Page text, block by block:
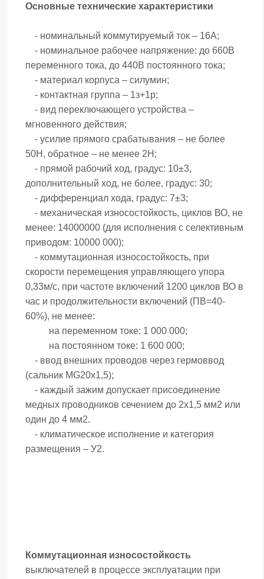
Основные технические характеристики
- номинальный коммутируемый ток – 16А;
- номинальное рабочее напряжение: до 660В
переменного тока, до 440В постоянного тока;
- материал корпуса – силумин;
- контактная группа – 1з+1р;
- вид переключающего устройства –
мгновенного действия;
- усилие прямого срабатывания – не более
50Н, обратное – не менее 2Н;
- прямой рабочий ход, градус: 10±3,
дополнительный ход, не более, градус: 30;
- дифференциал хода, градус: 7±3;
- механическая износостойкость, циклов ВО, не
менее: 14000000 (для исполнения с селективным
приводом: 10000 000);
- коммутационная износостойкость, при
скорости перемещения управляющего упора
0,33м/с, при частоте включений 1200 циклов ВО в
час и продолжительности включений (ПВ=40-
60%), не менее:
на переменном токе: 1 000 000;
на постоянном токе: 1 600 000;
- ввод внешних проводов через гермоввод
(сальник MG20х1,5);
- каждый зажим допускает присоединение
медных проводников сечением до 2х1,5 мм2 или
один до 4 мм2.
- климатическое исполнение и категория
размещения – У2.
Коммутационная износостойкость
выключателей в процессе эксплуатации при